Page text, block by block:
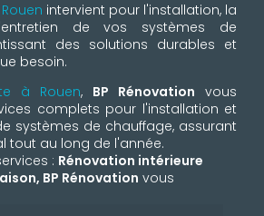
intervient pour l'installation, la
de vos systèmes de
des solutions durables et
besoin.
à Rouen, BP Rénovation vous
complets pour l'installation et
systèmes de chauffage, assurant
tout au long de l'année.
: Rénovation intérieure
BP Rénovation vous